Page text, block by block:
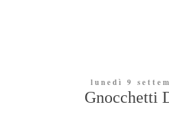
lunedì 9
Gnocchetti